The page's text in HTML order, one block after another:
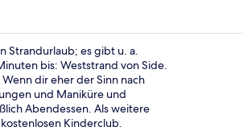
Strandurlaub; es gibt u. a.
bis: Weststrand von Side.
dir eher der Sinn nach
und Maniküre und
Abendessen. Als weitere
Kinderclub.